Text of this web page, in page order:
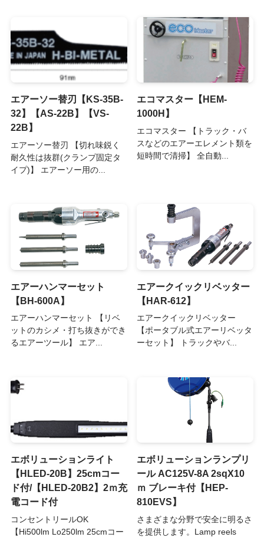
エアーソー替刃【KS-35B-
32】【AS-22B】【VS-
22B】
エアーソー替刃 【切れ味鋭く
耐久性は抜群(クランプ固定タ
イプ)】 エアーソー用の...
エコマスター【HEM-
1000H】
エコマスター 【トラック・バ
スなどのエアーエレメント類を
短時間で清掃】 全自動...
エアーハンマーセット
【BH-600A】
エアーハンマーセット 【リベ
ットのカシメ・打ち抜きができ
るエアーツール】 エア...
エアークイックリベッター
【HAR-612】
エアークイックリベッター
【ポータブル式エアーリベッタ
ーセット】 トラックやバ...
エボリューションライト
【HLED-20B】25cmコー
ド付/【HLED-20B2】2ｍ充
電コード付
コンセントリールOK
【Hi500lm Lo250lm 25cmコー
エボリューションランプリ
ール AC125V-8A 2sqX10
ｍ ブレーキ付【HEP-
810EVS】
さまざまな分野で安全に明るさ
を提供します。Lamp reels